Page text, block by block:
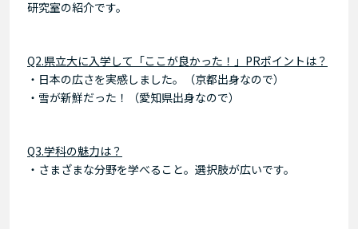
研究室の紹介です。
Q2.県立大に入学して「ここが良かった！」PRポイントは？
・日本の広さを実感しました。（京都出身なので）
・雪が新鮮だった！（愛知県出身なので）
Q3.学科の魅力は？
・さまざまな分野を学べること。選択肢が広いです。